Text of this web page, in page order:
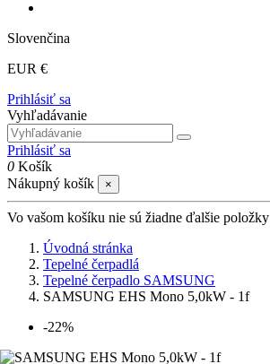
Slovenčina
EUR €
Prihlásiť sa
Vyhľadávanie
Prihlásiť sa
0 Košík
Nákupný košík
×
Vo vašom košíku nie sú žiadne ďalšie položky
Úvodná stránka
Tepelné čerpadlá
Tepelné čerpadlo SAMSUNG
SAMSUNG EHS Mono 5,0kW - 1f
-22%